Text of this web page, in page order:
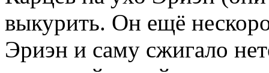
выкурить. Он ещё
Эриэн и саму сжигало